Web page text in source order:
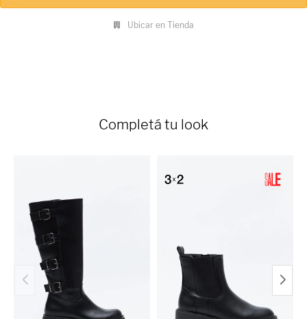
tendencia.
Ubicar en Tienda
Completá tu look